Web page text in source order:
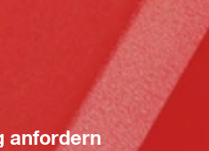
anfordern